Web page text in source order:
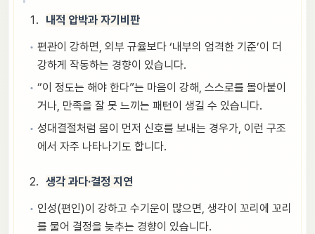
내적 압박과 자기비판
편관이 강하면, 외부 규율보다 ‘내부의 엄격한 기준’이 더
강하게 작동하는 경향이 있습니다.
“이 정도는 해야 한다”는 마음이 강해, 스스로를 몰아붙이
거나, 만족을 잘 못 느끼는 패턴이 생길 수 있습니다.
성대결절처럼 몸이 먼저 신호를 보내는 경우가, 이런 구조
에서 자주 나타나기도 합니다.
생각 과다·결정 지연
인성(편인)이 강하고 수기운이 많으면, 생각이 꼬리에 꼬리
를 물어 결정을 늦추는 경향이 있습니다.